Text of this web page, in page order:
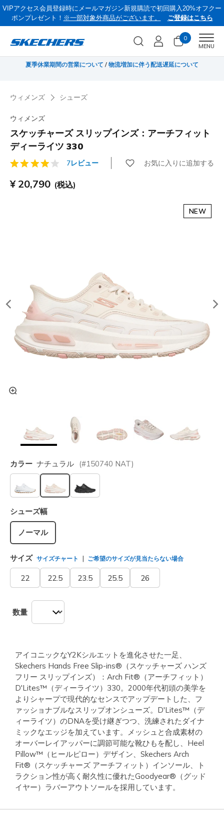
VIPアクセス会員登録時にメールマガジン新規購読で初回購入20%オフクー
ポンプレゼント！ ※一部対象外商品がございます。 ご登録はこちら
0
MENU
《お盆セール》 対象セール商品が15-20％OFFに。8/16(日)まで VIP会員限
ウィメンズ シューズ
ウィメンズ
スケッチャーズ スリップインズ：アーチフィット
ディーライツ 330
顧客評価3.8/5件7レビュー お気に入りに追加する
¥ 20,790 (税込)
NEW
カラー ナチュラル (#150740 NAT)
選択されました
シューズ幅
ノーマル
サイズ サイズチャート ご希望のサイズが見当たらない場合
22 22.5 23.5 25.5 26
数量
アイコニックなY2Kシルエットを進化させた一足、
Skechers Hands Free Slip-ins®（スケッチャーズ ハンズ
フリー スリップインズ）：Arch Fit®（アーチフィット）
D'Lites™（ディーライツ）330。2000年代初頭の美学を
よりシャープで現代的なセンスでアップデートした、フ
ァッショナブルなスリップオンシューズ。D'Lites™（デ
ィーライツ）のDNAを受け継ぎつつ、洗練されたダイナ
ミックなエッジを加えています。メッシュと合成素材の
オーバーレイアッパーに調節可能な靴ひもを配し、Heel
Pillow™（ヒールピロー）デザイン、Skechers Arch
Fit®（スケッチャーズ アーチフィット）インソール、ト
ラクション性が高く耐久性に優れたGoodyear®（グッド
イヤー）ラバーアウトソールを採用しています。